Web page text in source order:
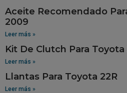
Aceite Recomendado
2009
Leer más »
Kit De Clutch Para Toyota
Leer más »
Llantas Para Toyota 22R
Leer más »